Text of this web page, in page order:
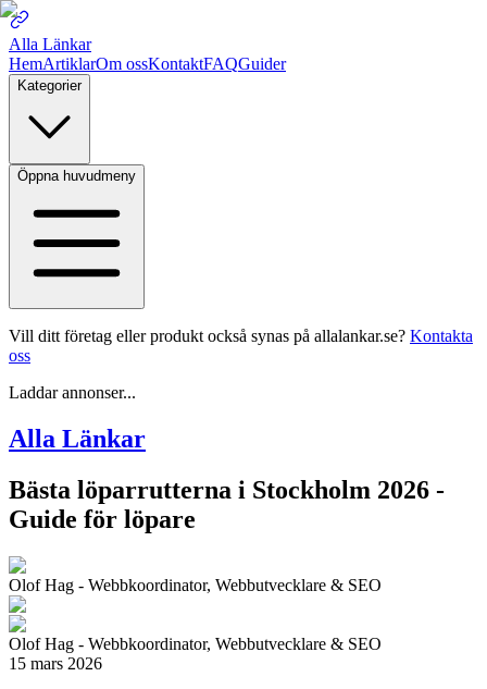
Alla Länkar
HemArtiklarOm ossKontaktFAQGuider
Kategorier
Öppna huvudmeny
Vill ditt företag eller produkt också synas på allalankar.se? Kontakta
oss
Laddar annonser...
Alla Länkar
Bästa löparrutterna i Stockholm 2026 -
Guide för löpare
Olof Hag - Webbkoordinator, Webbutvecklare & SEO
Olof Hag - Webbkoordinator, Webbutvecklare & SEO
15 mars 2026